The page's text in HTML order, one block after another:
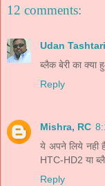
12 comments:
Udan Tashtari
ब्लैक बेरी का
Reply
Mishra, RC
ये अपने लिये नही
HTC-HD2 या
Reply